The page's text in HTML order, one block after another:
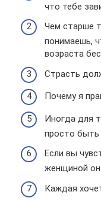
что тебе
Чем старше
понимаешь,
возраста
Страсть
Почему я
Иногда для
просто быть
Если вы
женщиной
Каждая